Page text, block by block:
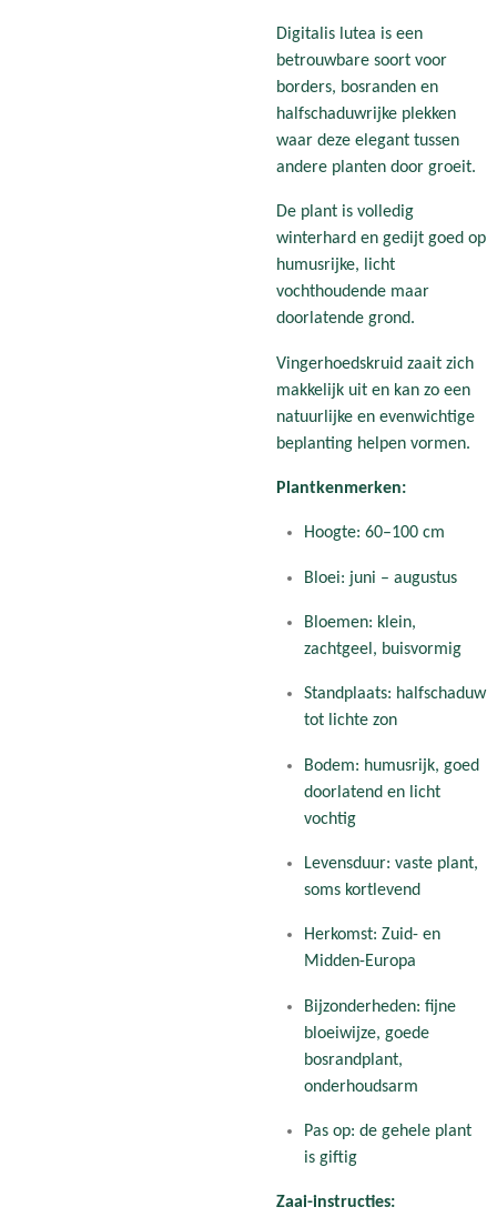
Digitalis lutea is een
betrouwbare soort voor
borders, bosranden en
halfschaduwrijke plekken
waar deze elegant tussen
andere planten door groeit.
De plant is volledig
winterhard en gedijt goed op
humusrijke, licht
vochthoudende maar
doorlatende grond.
Vingerhoedskruid zaait zich
makkelijk uit en kan zo een
natuurlijke en evenwichtige
beplanting helpen vormen.
Plantkenmerken:
Hoogte: 60–100 cm
Bloei: juni – augustus
Bloemen: klein,
zachtgeel, buisvormig
Standplaats: halfschaduw
tot lichte zon
Bodem: humusrijk, goed
doorlatend en licht
vochtig
Levensduur: vaste plant,
soms kortlevend
Herkomst: Zuid- en
Midden-Europa
Bijzonderheden: fijne
bloeiwijze, goede
bosrandplant,
onderhoudsarm
Pas op: de gehele plant
is giftig
Zaai-instructies: